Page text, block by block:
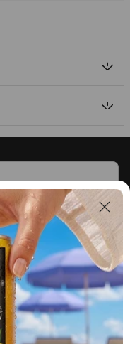
e Políticas de Privacidade